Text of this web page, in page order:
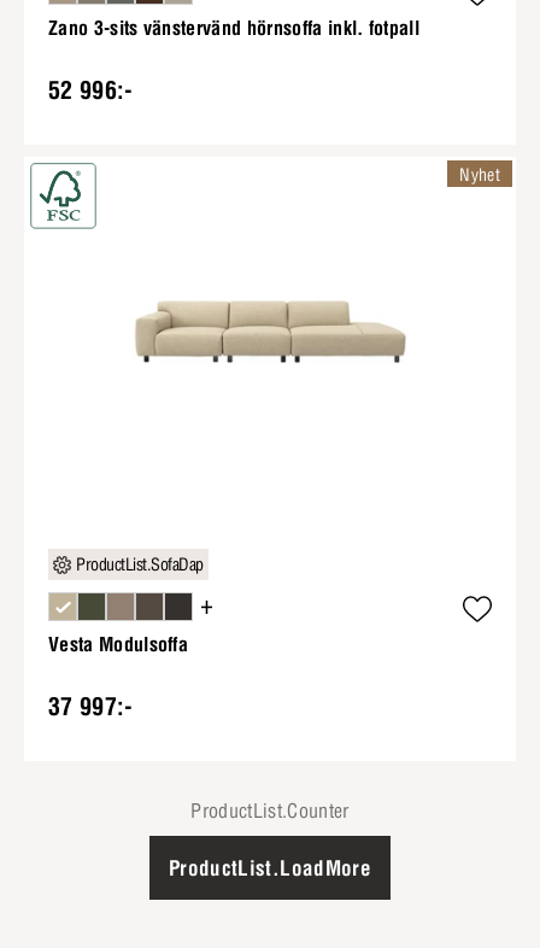
Zano 3-sits vänstervänd hörnsoffa inkl. fotpall
52 996:-
ProductList.SofaDap
+
Vesta Modulsoffa
37 997:-
Nyhet
ProductList.Counter
ProductList.LoadMore